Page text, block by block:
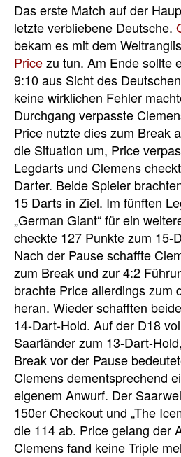
Das erste Match auf der
letzte verbliebene Deutsche.
bekam es mit dem
Pricezu tun. Am Ende sollte
9:10 aus Sicht des
keine wirklichen Fehler
Durchgang verpasste
Price nutzte dies zum Break
die Situation um, Price
Legdarts und Clemens
Darter. Beide Spieler
15 Darts in Ziel. Im fünften
„German Giant“ für ein
checkte 127 Punkte zum 15-
Nach der Pause schaffte
zum Break und zur 4:2
brachte Price allerdings zum
heran. Wieder schafften
14-Dart-Hold. Auf der D18
Saarländer zum 13-Dart-
Break vor der Pause
Clemens dementsprechend
eigenem Anwurf. Der
150er Checkout und „The
die 114 ab. Price gelang der
Clemens fand keine Triple